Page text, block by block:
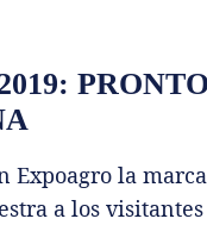
Expoagro la
a los